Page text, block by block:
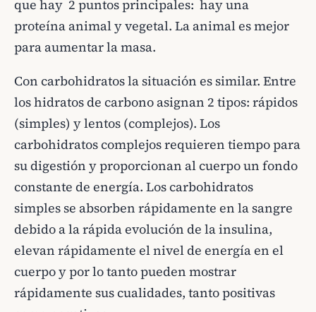
que hay 2 puntos principales: hay una
proteína animal y vegetal. La animal es mejor
para aumentar la masa.
Con carbohidratos la situación es similar. Entre
los hidratos de carbono asignan 2 tipos: rápidos
(simples) y lentos (complejos). Los
carbohidratos complejos requieren tiempo para
su digestión y proporcionan al cuerpo un fondo
constante de energía. Los carbohidratos
simples se absorben rápidamente en la sangre
debido a la rápida evolución de la insulina,
elevan rápidamente el nivel de energía en el
cuerpo y por lo tanto pueden mostrar
rápidamente sus cualidades, tanto positivas